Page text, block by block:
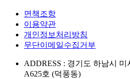
면책조항
이용약관
개인정보처리방침
무단이메일수집거부
ADDRESS : 경기도 하남시 미
A625호 (덕풍동)